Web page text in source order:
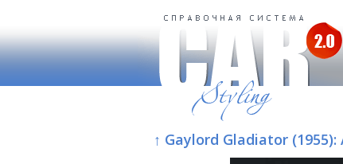
↑ Gaylord Gladiator